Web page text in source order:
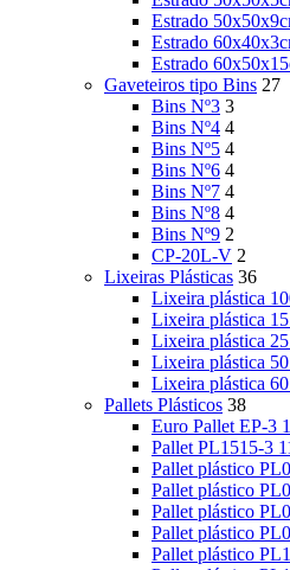
Estrado
Estrado
Estrado
Gaveteiros tipo Bins 27
Bins Nº3 3
Bins Nº4 4
Bins Nº5 4
Bins Nº6 4
Bins Nº7 4
Bins Nº8 4
Bins Nº9 2
CP-20L-V 2
Lixeiras Plásticas 36
Lixeira plástica
Lixeira plástica
Lixeira plástica
Lixeira plástica
Lixeira plástica
Pallets Plásticos 38
Euro Pallet EP-3
Pallet PL1515-3
Pallet plástico
Pallet plástico
Pallet plástico
Pallet plástico
Pallet plástico